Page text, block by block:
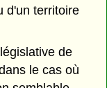
d'un territoire
de
le cas où